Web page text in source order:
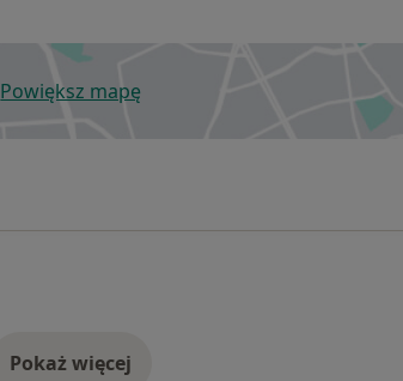
Powiększ mapęotwiera się w nowej karcie
Pokaż więcej
o adresie